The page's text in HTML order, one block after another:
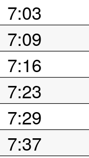
7:03
7:09
7:16
7:23
7:29
7:37